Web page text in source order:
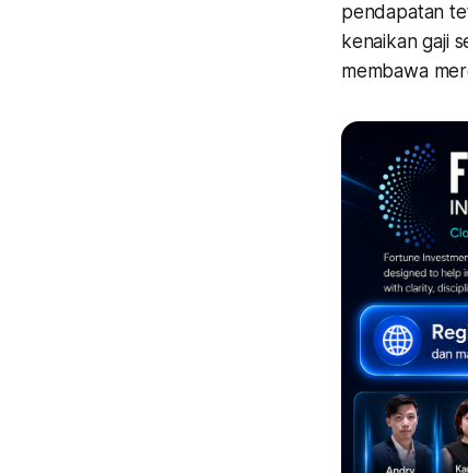
pendapatan
kenaikan gaji
membawa